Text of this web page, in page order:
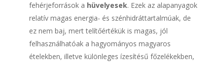
fehérjeforrások a hüvelyesek. Ezek az alapanyagok
relatív magas energia- és szénhidráttartalmúak, de
ez nem baj, mert telítőértékük is magas, jól
felhasználhatóak a hagyományos magyaros
ételekben, illetve különleges ízesítésű főzelékekben,